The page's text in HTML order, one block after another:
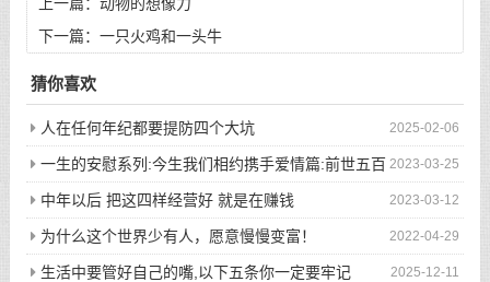
下一篇： 一只火鸡和一头牛
猜你喜欢
2025-02-06
人在任何年纪都要提防四个大坑
2023-03-25
一生的安慰系列:今生我们相约携手爱情篇:前世五百
次的回眸才换来今生的相遇
2023-03-12
中年以后 把这四样经营好 就是在赚钱
2022-04-29
为什么这个世界少有人，愿意慢慢变富！
2025-12-11
生活中要管好自己的嘴,以下五条你一定要牢记